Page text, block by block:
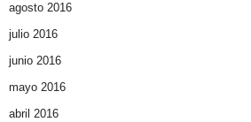
agosto 2016
julio 2016
junio 2016
mayo 2016
abril 2016